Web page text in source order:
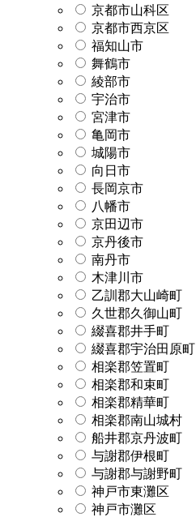
京都市山科区
京都市西京区
福知山市
舞鶴市
綾部市
宇治市
宮津市
亀岡市
城陽市
向日市
長岡京市
八幡市
京田辺市
京丹後市
南丹市
木津川市
乙訓郡大山崎町
久世郡久御山町
綴喜郡井手町
綴喜郡宇治田原町
相楽郡笠置町
相楽郡和束町
相楽郡精華町
相楽郡南山城村
船井郡京丹波町
与謝郡伊根町
与謝郡与謝野町
神戸市東灘区
神戸市灘区